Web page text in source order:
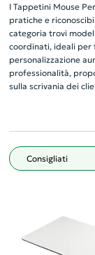
I Tappetini Mouse
pratiche e
categoria trovi
coordinati, ideali per
personalizzazione
professionalità,
sulla scrivania dei
Filtro